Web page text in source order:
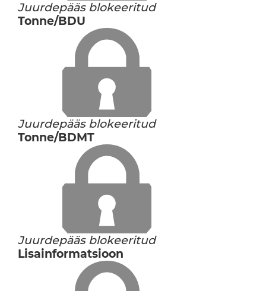
Juurdepääs blokeeritud
Tonne/BDU
Juurdepääs blokeeritud
Tonne/BDMT
Juurdepääs blokeeritud
Lisainformatsioon